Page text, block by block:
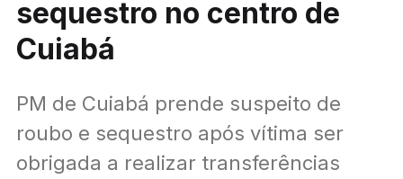
sequestro no centro de
Cuiabá
PM de Cuiabá prende suspeito de
roubo e sequestro após vítima ser
obrigada a realizar transferências